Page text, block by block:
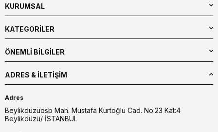
KURUMSAL
KATEGORİLER
ÖNEMLİ BİLGİLER
ADRES & İLETIŞIM
Adres
Beylikdüzüosb Mah. Mustafa Kurtoğlu Cad. No:23 Kat:4
Beylikdüzü/ İSTANBUL